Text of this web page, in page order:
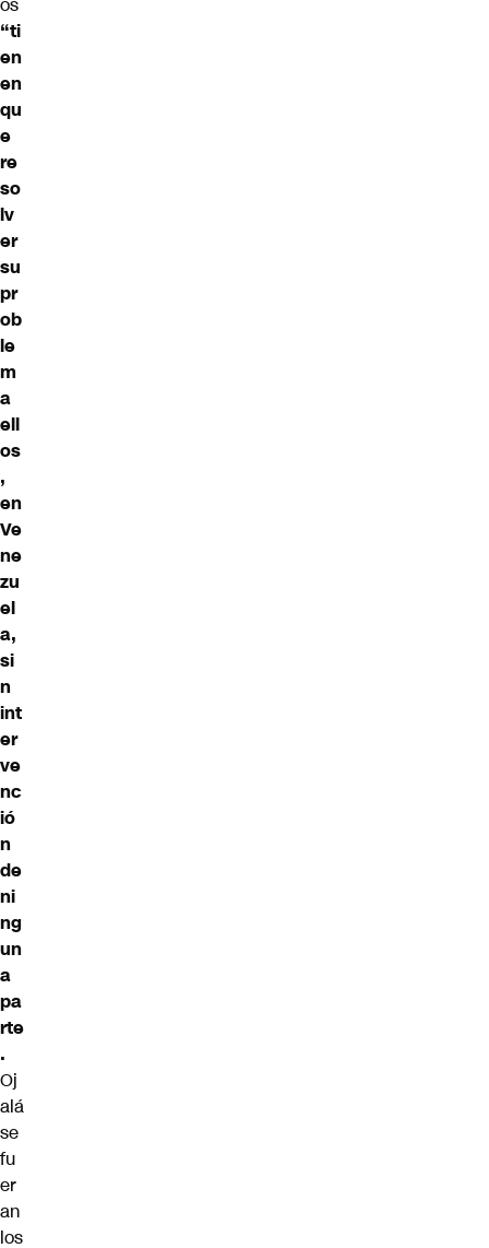
os
“ti
en
en
qu
e
re
so
lv
er
su
pr
ob
le
m
a
ell
os
,
en
Ve
ne
zu
el
a,
si
n
int
er
ve
nc
ió
n
de
ni
ng
un
a
pa
rte
.
Oj
alá
se
fu
er
an
los